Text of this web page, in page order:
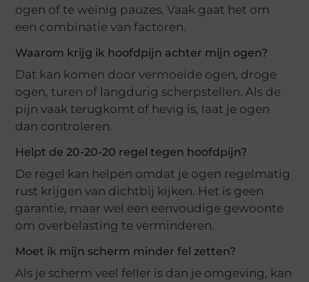
ogen of te weinig pauzes. Vaak gaat het om
een combinatie van factoren.
Waarom krijg ik hoofdpijn achter mijn ogen?
Dat kan komen door vermoeide ogen, droge
ogen, turen of langdurig scherpstellen. Als de
pijn vaak terugkomt of hevig is, laat je ogen
dan controleren.
Helpt de 20-20-20 regel tegen hoofdpijn?
De regel kan helpen omdat je ogen regelmatig
rust krijgen van dichtbij kijken. Het is geen
garantie, maar wel een eenvoudige gewoonte
om overbelasting te verminderen.
Moet ik mijn scherm minder fel zetten?
Als je scherm veel feller is dan je omgeving, kan